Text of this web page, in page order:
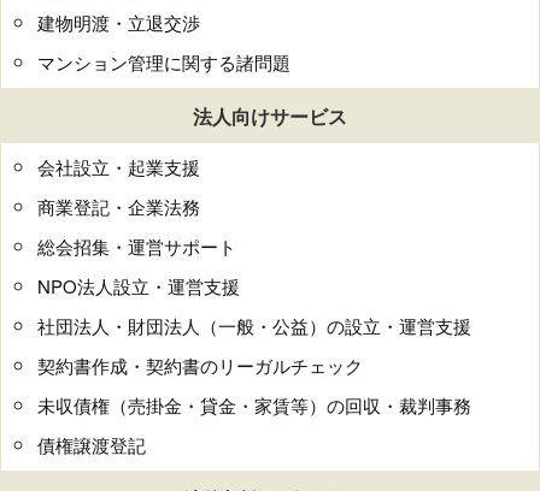
建物明渡・立退交渉
マンション管理に関する諸問題
法人向けサービス
会社設立・起業支援
商業登記・企業法務
総会招集・運営サポート
NPO法人設立・運営支援
社団法人・財団法人（一般・公益）の設立・運営支援
契約書作成・契約書のリーガルチェック
未収債権（売掛金・貸金・家賃等）の回収・裁判事務
債権譲渡登記